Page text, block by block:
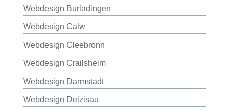
Webdesign Burladingen
Webdesign Calw
Webdesign Cleebronn
Webdesign Crailsheim
Webdesign Darmstadt
Webdesign Deizisau